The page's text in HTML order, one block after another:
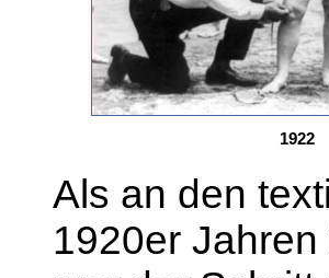
1922
Als an den
1920er